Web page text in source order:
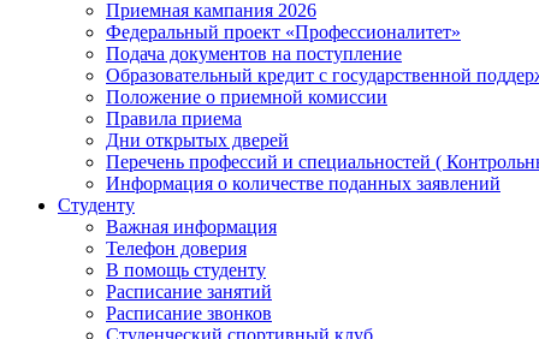
Приемная кампания 2026
Федеральный проект «Профессионалитет»
Подача документов на поступление
Образовательный кредит с государственной
Положение о приемной комиссии
Правила приема
Дни открытых дверей
Перечень профессий и специальностей (
Информация о количестве поданных заявлений
Студенту
Важная информация
Телефон доверия
В помощь студенту
Расписание занятий
Расписание звонков
Студенческий спортивный клуб